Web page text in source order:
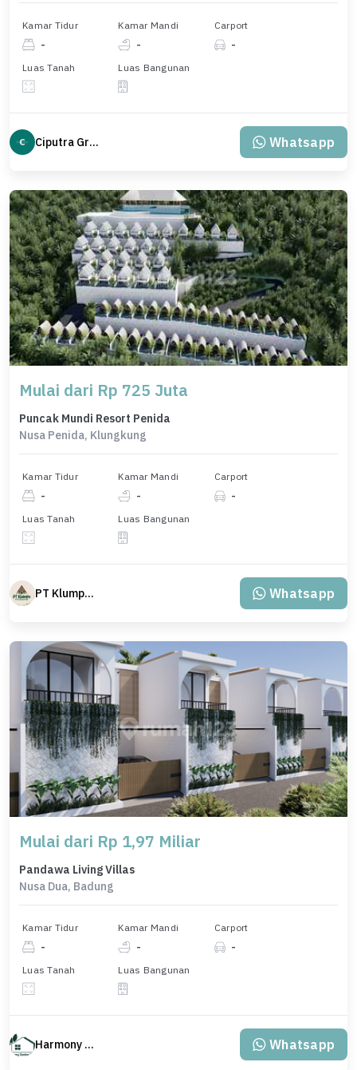
Kamar Tidur
-
Kamar Mandi
-
Carport
-
Luas Tanah Luas Bangunan
Ciputra Group Whatsapp
Mulai dari Rp 725 Juta
Puncak Mundi Resort Penida
Nusa Penida, Klungkung
Kamar Tidur
-
Kamar Mandi
-
Carport
-
Luas Tanah Luas Bangunan
PT Klumpu Kita Sejahtera Whatsapp
Mulai dari Rp 1,97 Miliar
Pandawa Living Villas
Nusa Dua, Badung
Kamar Tidur
-
Kamar Mandi
-
Carport
-
Luas Tanah Luas Bangunan
Harmony Property Whatsapp